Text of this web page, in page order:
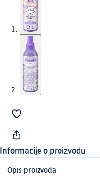
Informacije o proizvodu
Opis proizvoda